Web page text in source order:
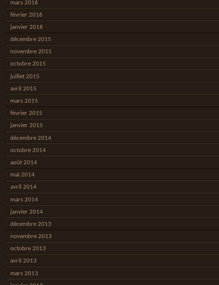
mars 2016
février 2016
janvier 2016
décembre 2015
novembre 2015
octobre 2015
juillet 2015
avril 2015
mars 2015
février 2015
janvier 2015
décembre 2014
octobre 2014
août 2014
mai 2014
avril 2014
mars 2014
janvier 2014
décembre 2013
novembre 2013
octobre 2013
avril 2013
mars 2013